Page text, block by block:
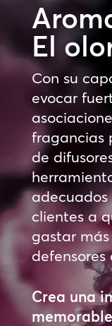
El
Con su
evocar
fragancias
de
clientes a
gastar
Crea una